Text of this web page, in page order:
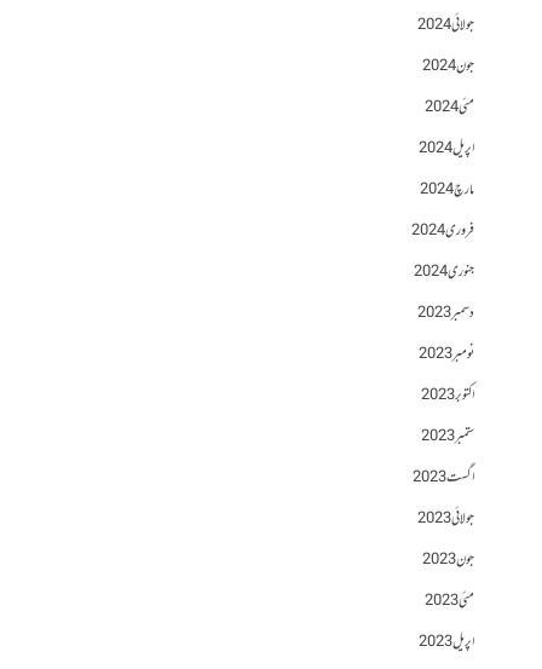
جولائی 2024
جون 2024
مئی 2024
اپریل 2024
مارچ 2024
فروری 2024
جنوری 2024
دسمبر 2023
نومبر 2023
اکتوبر 2023
ستمبر 2023
اگست 2023
جولائی 2023
جون 2023
مئی 2023
اپریل 2023